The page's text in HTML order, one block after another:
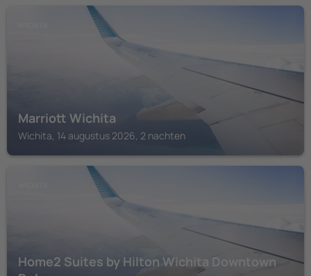
Marriott Wichita
Wichita, 14 augustus 2026, 2 nachten
Home2 Suites by Hilton Wichita Downtown